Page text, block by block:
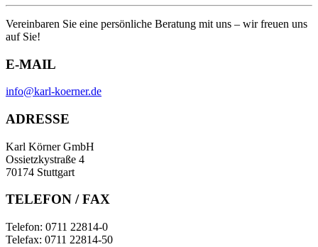
Vereinbaren Sie eine persönliche Beratung mit uns – wir freuen uns
auf Sie!
E-MAIL
info@karl-koerner.de
ADRESSE
Karl Körner GmbH
Ossietzkystraße 4
70174 Stuttgart
TELEFON / FAX
Telefon: 0711 22814-0
Telefax: 0711 22814-50